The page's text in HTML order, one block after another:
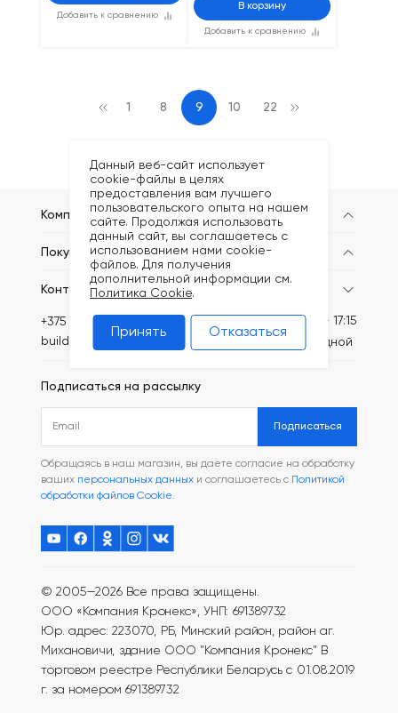
Добавить к сравнению
Добавить к сравнению
В корзину
1 8 9 10 22
Компания
Покупателям
Контакты
+375 (44) 749-20-73
build@kronex-company.by
Пн-Пт: 8:30 - 17:15
Сб-вс: выходной
Подписаться на рассылку
Подписаться
Обращаясь в наш магазин, вы даете согласие на обработку
ваших персональных данных и соглашаетесь с Политикой
обработки файлов Cookie.
© 2005—2026 Все права защищены.
ООО «Компания Кронекс», УНП: 691389732
Юр. адрес: 223070, РБ, Минский район, район аг.
Михановичи, здание ООО "Компания Кронекс" В
торговом реестре Республики Беларусь с 01.08.2019
г. за номером 691389732
Данный веб-сайт использует
cookie-файлы в целях
предоставления вам лучшего
пользовательского опыта на нашем
сайте. Продолжая использовать
данный сайт, вы соглашаетесь с
использованием нами cookie-
файлов. Для получения
дополнительной информации см.
Политика Cookie.
Принять Отказаться